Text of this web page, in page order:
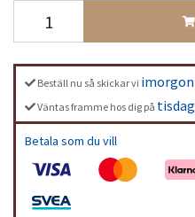
Beställ nu så skickar vi imorgon
Väntas framme hos dig på tisdag
Betala som du vill